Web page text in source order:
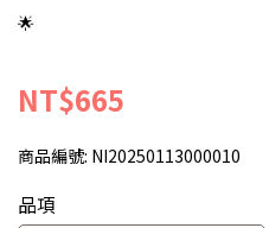
🌟
NT$665
商品編號: NI20250113000010
品項